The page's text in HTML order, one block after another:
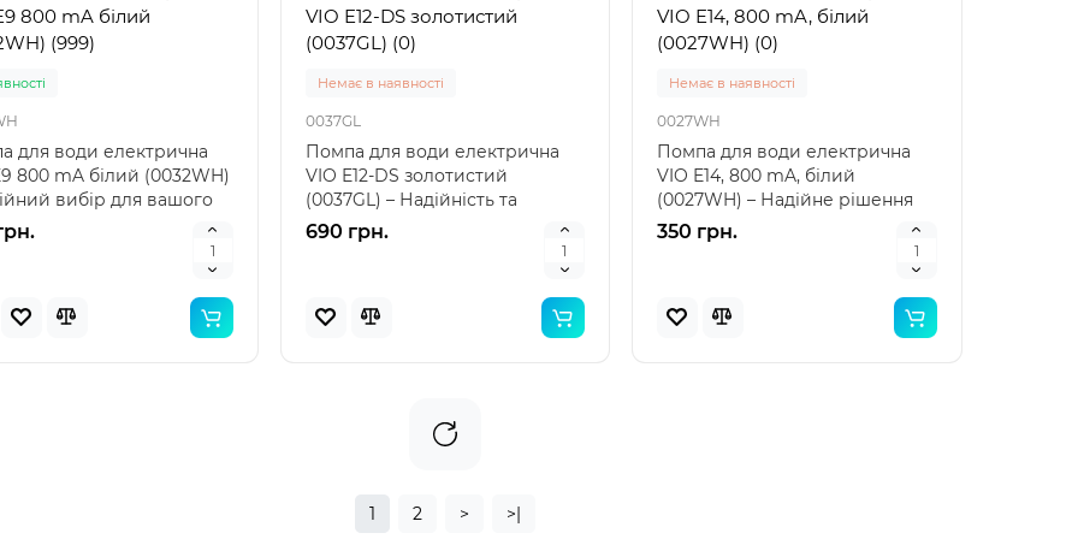
800 mA білий
(999)
для води електрична
800 mA білий (0032WH)
вибір для вашого
для в..
VIO E12-DS золотистий
(0037GL) (0)
Немає в наявності
0037GL
Помпа для води електрична
VIO E12-DS золотистий
(0037GL) – Надійність та
ефективність у кожному русі..
690 грн.
VIO E14, 800 mA, білий
(0027WH) (0)
Немає в наявності
0027WH
Помпа для води електрична
VIO E14, 800 mA, білий
(0027WH) – Надійне рішення
для вашого водопостачанн..
350 грн.
1 2 > >|